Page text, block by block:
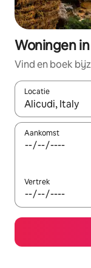
Woningen
Vind en boek
Locatie
Wanneer er
Aankomst
Vertrek